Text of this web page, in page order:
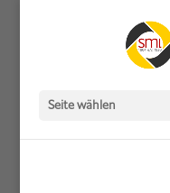
Seite wählen